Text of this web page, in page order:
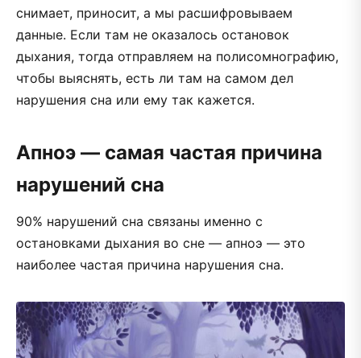
снимает, приносит, а мы расшифровываем
данные. Если там не оказалось остановок
дыхания, тогда отправляем на полисомнографию,
чтобы выяснять, есть ли там на самом дел
нарушения сна или ему так кажется.
Апноэ — самая частая причина
нарушений сна
90% нарушений сна связаны именно с
остановками дыхания во сне — апноэ — это
наиболее частая причина нарушения сна.